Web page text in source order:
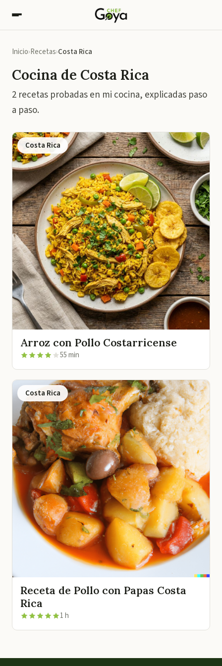
Inicio Recetas Costa Rica
Cocina de Costa Rica
2 recetas probadas en mi cocina, explicadas paso
a paso.
Costa Rica
Arroz con Pollo Costarricense
55 min
Costa Rica
Receta de Pollo con Papas Costa
Rica
1 h